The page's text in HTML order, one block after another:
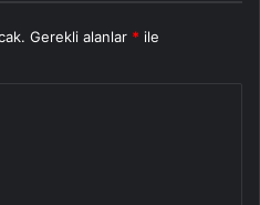
Gerekli alanlar * ile